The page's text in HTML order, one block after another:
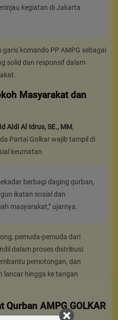
kegiatan di Jakarta
komando PP AMPG sebagai
solid dan responsif dalam
Masyarakat dan
Aldi Al Idrus, SE., MM,
Partai Golkar wajib tampil di
keumatan.
berbagi daging qurban,
ikatan sosial dan
masyarakat,” ujarnya.
pemuda-pemuda dari
dalam proses distribusi.
pemotongan, dan
lancar hingga ke tangan
Qurban AMPG GOLKAR